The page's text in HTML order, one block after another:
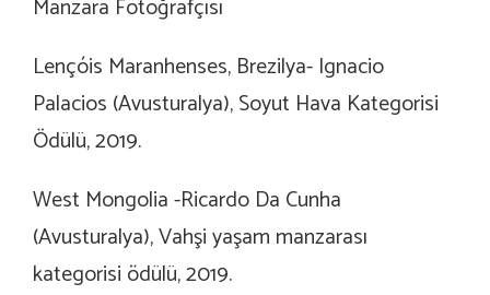
Manzara Fotoğrafçısı
Lençóis Maranhenses, Brezilya- Ignacio
Palacios (Avusturalya), Soyut Hava Kategorisi
Ödülü, 2019.
West Mongolia -Ricardo Da Cunha
(Avusturalya), Vahşi yaşam manzarası
kategorisi ödülü, 2019.